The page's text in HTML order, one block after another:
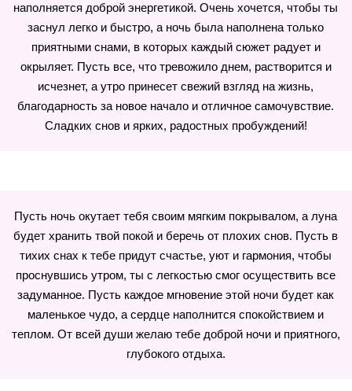
наполняется доброй энергетикой. Очень хочется, чтобы ты
заснул легко и быстро, а ночь была наполнена только
приятными снами, в которых каждый сюжет радует и
окрыляет. Пусть все, что тревожило днем, растворится и
исчезнет, а утро принесет свежий взгляд на жизнь,
благодарность за новое начало и отличное самочувствие.
Сладких снов и ярких, радостных пробуждений!
Пусть ночь окутает тебя своим мягким покрывалом, а луна
будет хранить твой покой и беречь от плохих снов. Пусть в
тихих снах к тебе придут счастье, уют и гармония, чтобы
проснувшись утром, ты с легкостью смог осуществить все
задуманное. Пусть каждое мгновение этой ночи будет как
маленькое чудо, а сердце наполнится спокойствием и
теплом. От всей души желаю тебе доброй ночи и приятного,
глубокого отдыха.